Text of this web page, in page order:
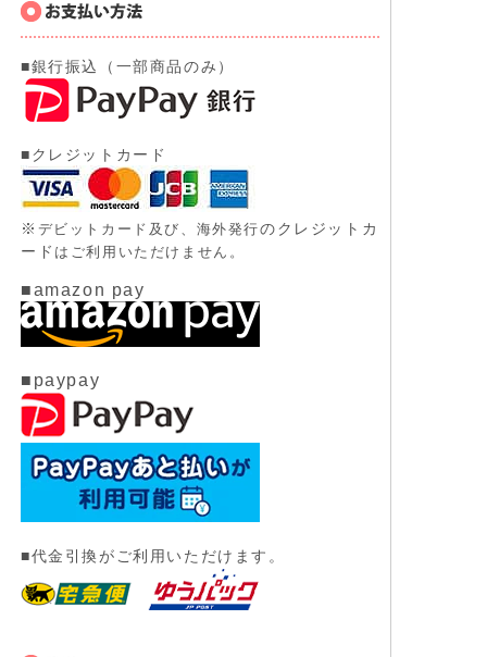
■銀行振込（一部商品のみ）
■クレジットカード
※ デビットカード及び、 海外発行のクレジットカ
ード はご利用いただけません。
■amazon pay
■paypay
■代金引換がご利用いただけます。